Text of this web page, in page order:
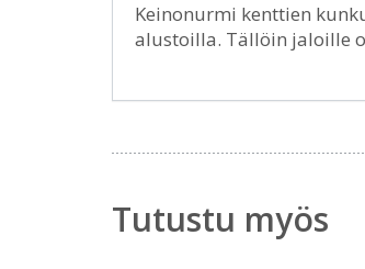
Keinonurmi kenttien
alustoilla. Tällöin jaloille
Tutustu myös